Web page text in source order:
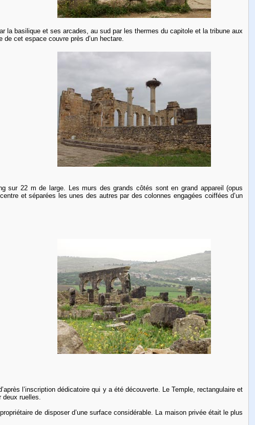
la basilique et ses arcades, au sud par les thermes du capitole et la tribune aux
de cet espace couvre près d’un hectare.
sur 22 m de large. Les murs des grands côtés sont en grand appareil (opus
et séparées les unes des autres par des colonnes engagées coiffées d’un
l’inscription dédicatoire qui y a été découverte. Le Temple, rectangulaire et
deux ruelles.
de disposer d’une surface considérable. La maison privée était le plus